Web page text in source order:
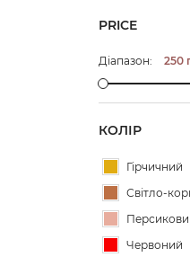
PRICE
Діапазон: 250
КОЛІР
Гірчичний
Світло-
Червоний